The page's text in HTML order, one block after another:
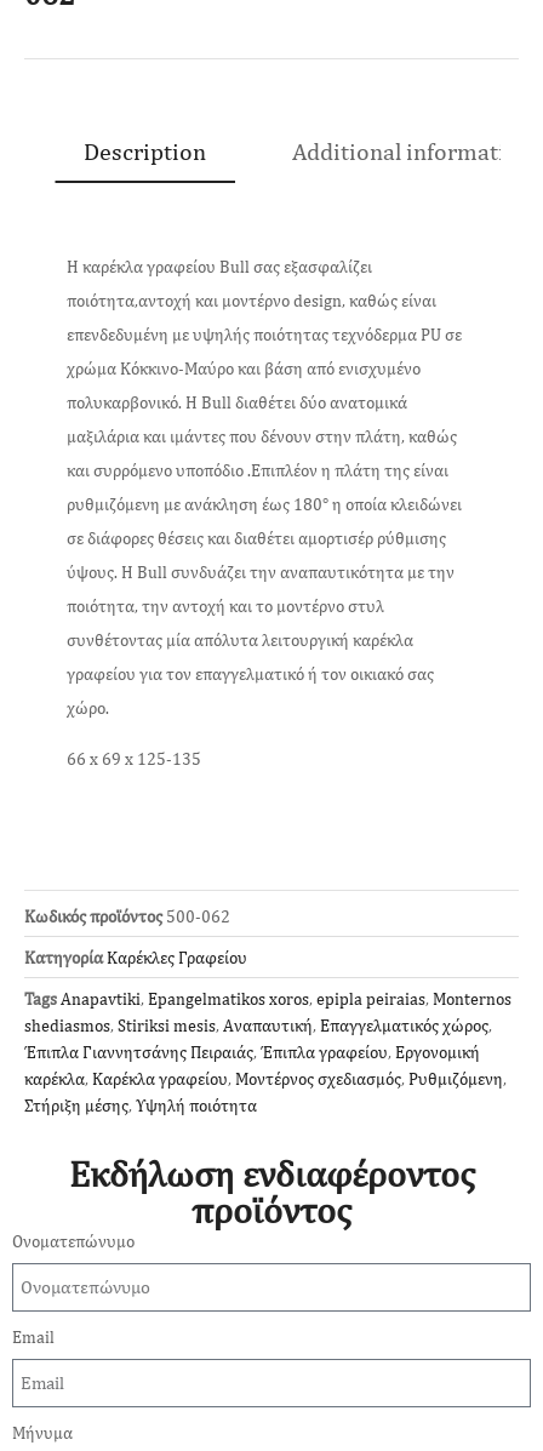
Description Additional information
Η καρέκλα γραφείου Bull σας εξασφαλίζει
ποιότητα,αντοχή και μοντέρνο design, καθώς είναι
επενδεδυμένη με υψηλής ποιότητας τεχνόδερμα PU σε
χρώμα Κόκκινο-Μαύρο και βάση από ενισχυμένο
πολυκαρβονικό. Η Bull διαθέτει δύο ανατομικά
μαξιλάρια και ιμάντες που δένουν στην πλάτη, καθώς
και συρρόμενο υποπόδιο .Επιπλέον η πλάτη της είναι
ρυθμιζόμενη με ανάκληση έως 180° η οποία κλειδώνει
σε διάφορες θέσεις και διαθέτει αμορτισέρ ρύθμισης
ύψους. Η Bull συνδυάζει την αναπαυτικότητα με την
ποιότητα, την αντοχή και το μοντέρνο στυλ
συνθέτοντας μία απόλυτα λειτουργική καρέκλα
γραφείου για τον επαγγελματικό ή τον οικιακό σας
χώρο.
66 x 69 x 125-135
Κωδικός προϊόντος500-062
ΚατηγορίαΚαρέκλες Γραφείου
Tags Anapavtiki,Epangelmatikos xoros,epipla peiraias,Monternos
shediasmos,Stiriksi mesis, Αναπαυτική,Επαγγελματικός χώρος,
Έπιπλα Γιαννητσάνης Πειραιάς,Έπιπλα γραφείου,Εργονομική
καρέκλα,Καρέκλα γραφείου,Μοντέρνος σχεδιασμός,Ρυθμιζόμενη,
Στήριξη μέσης,Υψηλή ποιότητα
Εκδήλωση ενδιαφέροντος
προϊόντος
Ονοματεπώνυμο
Email
Μήνυμα